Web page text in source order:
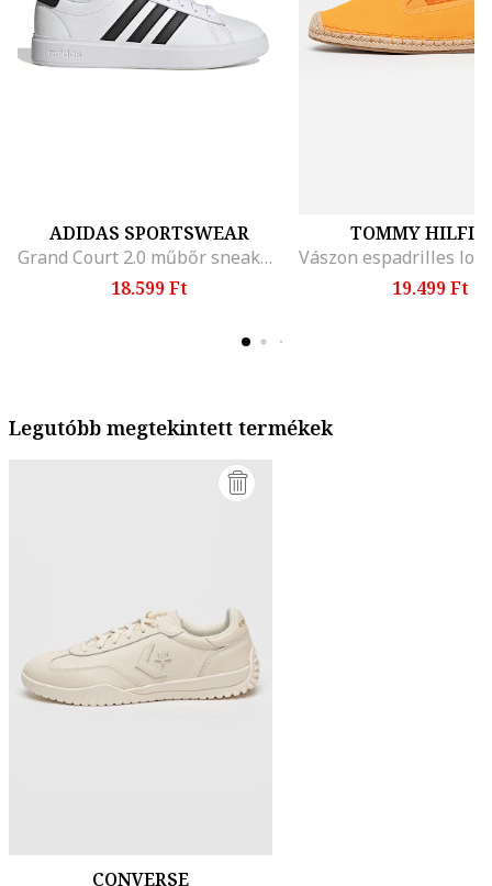
ADIDAS SPORTSWEAR
Grand Court 2.0 műbőr sneaker, Fehér/Fekete
18.599 Ft
TOMMY
19.499 Ft
Legutóbb megtekintett termékek
CONVERSE